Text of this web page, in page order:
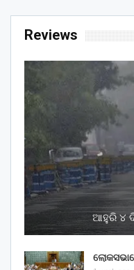
Reviews
ଆହୁରି ୪